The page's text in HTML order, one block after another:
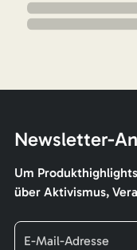
Newsletter-
Um
über Aktivismus,